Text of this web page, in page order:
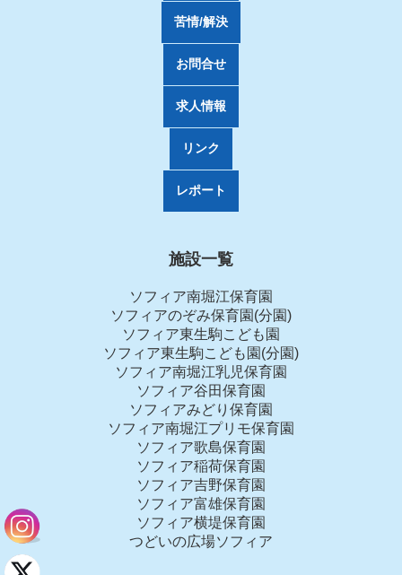
苦情/解決
お問合せ
求人情報
リンク
レポート
施設一覧
ソフィア南堀江保育園
ソフィアのぞみ保育園(分園)
ソフィア東生駒こども園
ソフィア東生駒こども園(分園)
ソフィア南堀江乳児保育園
ソフィア谷田保育園
ソフィアみどり保育園
ソフィア南堀江プリモ保育園
ソフィア歌島保育園
ソフィア稲荷保育園
ソフィア吉野保育園
ソフィア富雄保育園
ソフィア横堤保育園
つどいの広場ソフィア